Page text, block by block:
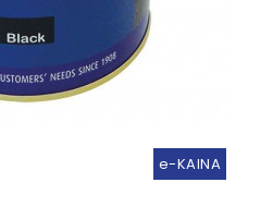
e-KAINA